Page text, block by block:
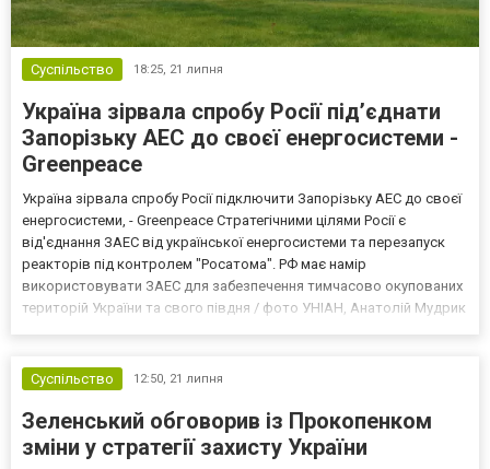
Суспільство 18:25, 21 липня
Україна зірвала спробу Росії під’єднати
Запорізьку АЕС до своєї енергосистеми -
Greenpeace
Україна зірвала спробу Росії підключити Запорізьку АЕС до своєї
енергосистеми, - Greenpeace Стратегічними цілями Росії є
від'єднання ЗАЕС від української енергосистеми та перезапуск
реакторів під контролем "Росатома". РФ має намір
використовувати ЗАЕС для забезпечення тимчасово окупованих
територій України та свого півдня / фото УНІАН, Анатолій Мудрик
Суспільство
12:50, 21 липня
Зеленський обговорив із Прокопенком
зміни у стратегії захисту України